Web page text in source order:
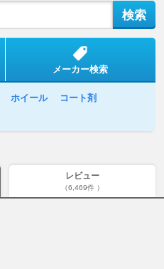
メーカー検索
ホイール
コート剤
レビュー
（6,469件 ）